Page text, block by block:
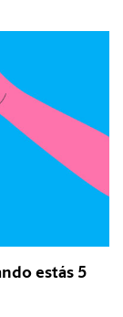
estás 5